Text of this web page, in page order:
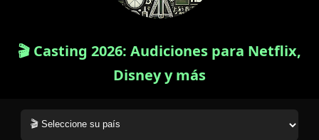
🎬 Casting 2026: Audiciones para Netflix,
Disney y más